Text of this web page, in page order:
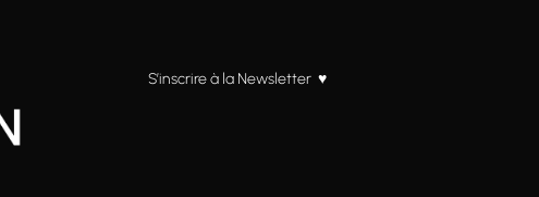
S’inscrire à la Newsletter ♥